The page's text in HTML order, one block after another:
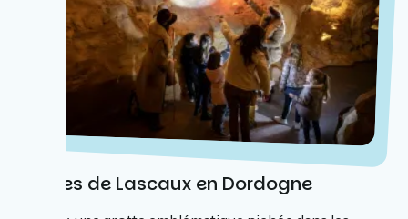
Grottes de Lascaux en Dordogne